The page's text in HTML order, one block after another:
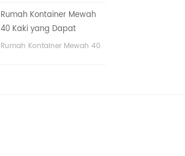
nbsp;
Rumah Kontainer Mewah
40 Kaki yang Dapat
Diperluas Dengan Tiga
Rumah Kontainer Mewah 40